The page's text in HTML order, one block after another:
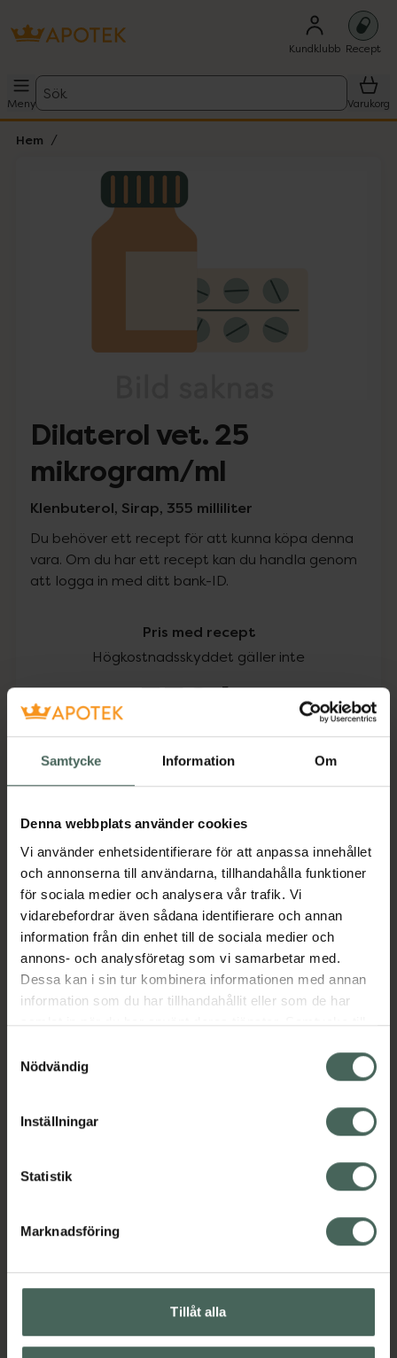
Samtycke Information Om
Denna webbplats använder cookies
Vi använder enhetsidentifierare för att anpassa innehållet
och annonserna till användarna, tillhandahålla funktioner
för sociala medier och analysera vår trafik. Vi
vidarebefordrar även sådana identifierare och annan
information från din enhet till de sociala medier och
annons- och analysföretag som vi samarbetar med.
Dessa kan i sin tur kombinera informationen med annan
information som du har tillhandahållit eller som de har
samlat in när du har använt deras tjänster. Samtycke till
återkalla ditt samtycke via webbplatsens
cookieinställningar. Ett återkallat samtycke påverkar inte
lagligheten av behandling som skett innan återkallelsen.
Nödvändig
Inställningar
Statistik
Marknadsföring
Tillåt alla
Kundklubb Recept
Meny
Sök
Varukorg
Hem
Lista: . Innehåller 1 objekt.
Dilaterol vet. 25
mikrogram/ml
Klenbuterol, Sirap, 355 milliliter
Du behöver ett recept för att kunna köpa denna
vara. Om du har ett recept kan du handla genom
att logga in med ditt bank-ID.
Pris med recept
Högkostnadsskyddet gäller inte
558 kr
I apotek:558 kr
Köp via ditt recept
Aktuella erbjudanden
Beskrivning
Läs alltid bipacksedeln innan
användning.
syd till Lappland i norr, och online i mobilen och på
datorn. Oavsett vem du är så är det vårt uppdrag att
med oss.
Hitta apotek